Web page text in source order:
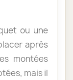
ou une
après
montées
mais il